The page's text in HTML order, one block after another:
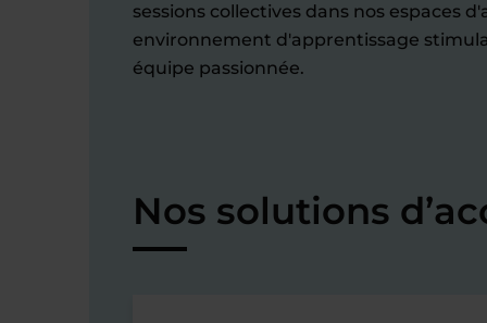
sessions collectives dans nos espaces
environnement d'apprentissage
équipe passionnée.
Nos solutions